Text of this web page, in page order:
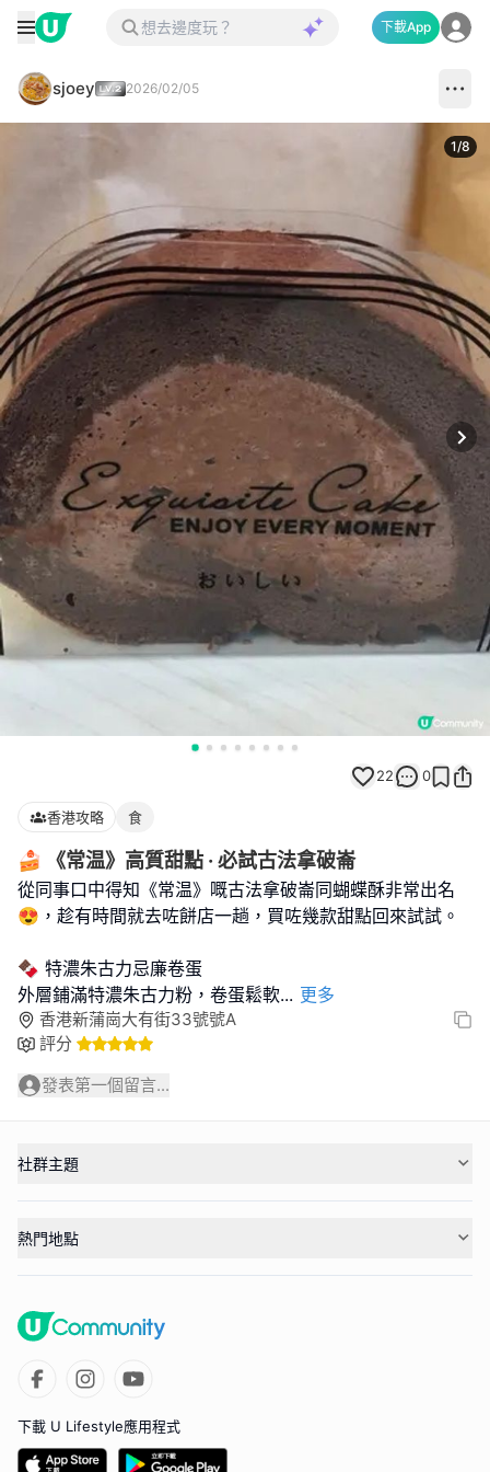
下載App
sjoey 2026/02/05
1/8
22 0
香港攻略 食
🍰 《常温》高質甜點 · 必試古法拿破崙
從同事口中得知《常温》嘅古法拿破崙同蝴蝶酥非常出名
😍，趁有時間就去咗餅店一趟，買咗幾款甜點回來試試。
🍫 特濃朱古力忌廉卷蛋
外層鋪滿特濃朱古力粉，卷蛋鬆軟... 更多
香港新蒲崗大有街33號號A
評分
發表第一個留言...
社群主題
熱門地點
下載 U Lifestyle應用程式